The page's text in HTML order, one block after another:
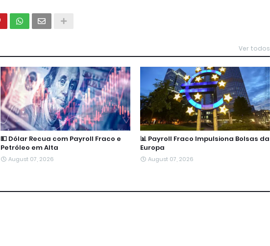
Ver todos
💵 Dólar Recua com Payroll Fraco e
Petróleo em Alta
August 07, 2026
📊 Payroll Fraco Impulsiona Bolsas da
Europa
August 07, 2026